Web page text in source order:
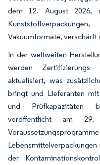
dem 12. August 2026,
Vakuumformate, verschärft
In der weltweiten
werden Zertifizierungs-
aktualisiert, was
bringt und Lieferanten
und Prüfkapazitäten
veröffentlicht am
der